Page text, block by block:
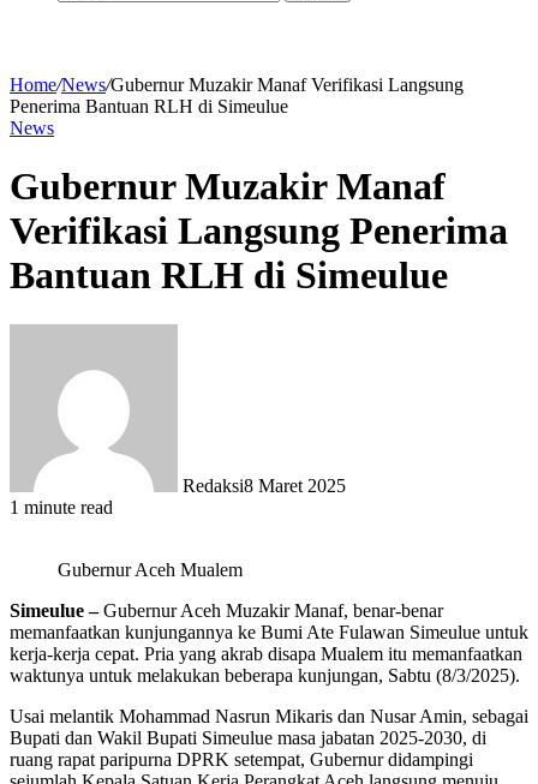
Home/News/Gubernur Muzakir Manaf Verifikasi Langsung
Penerima Bantuan RLH di Simeulue
News
Gubernur Muzakir Manaf
Verifikasi Langsung Penerima
Bantuan RLH di Simeulue
Redaksi8 Maret 2025
1 minute read
Gubernur Aceh Mualem
Simeulue –Gubernur Aceh Muzakir Manaf, benar-benar
memanfaatkan kunjungannya ke Bumi Ate Fulawan Simeulue untuk
kerja-kerja cepat. Pria yang akrab disapa Mualem itu memanfaatkan
waktunya untuk melakukan beberapa kunjungan, Sabtu (8/3/2025).
Usai melantik Mohammad Nasrun Mikaris dan Nusar Amin, sebagai
Bupati dan Wakil Bupati Simeulue masa jabatan 2025-2030, di
ruang rapat paripurna DPRK setempat, Gubernur didampingi